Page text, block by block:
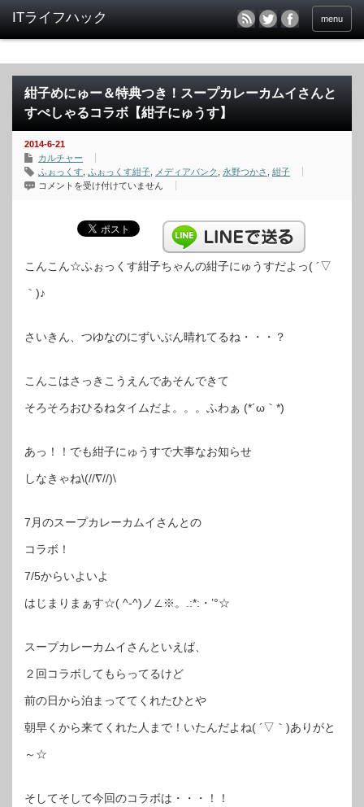
menu
紺子めにゅー＆特典つき！スープカレーカムイさんと
すぺしゃるコラボ【紺子にゅうす】
2014-6-21
カルチャー
ふぉっくす ふぉっくす紺子 メディアバンク 永野つかさ
紺子
紺
典
つ
ス
ー
ー
さ
ん
す
コ
ボ
【紺
ゅ
う
は
コメントを受け付けていません
こんこん☆ふぉっくす紺子ちゃんの紺子にゅうすだよっ( ´▽
｀)♪
さいきん、つゆなのにずいぶん晴れてるね・・・？
こんこはさっきこうえんであそんできて
そろそろおひるねタイムだよ。。。ふわぁ (*´ω｀*)
あっ！！でも紺子にゅうすで大事なお知らせ
しなきゃね\(//∇//)\
7月のスープカレーカムイさんとの
コラボ！
7/5からいよいよ
はじまりまぁす☆( ^-^)ノ∠※。.:*:・’°☆
スープカレーカムイさんといえば、
２回コラボしてもらってるけど
前の日から泊まっててくれたひとや
朝早くから来てくれた人まで！いたんだよね( ´▽｀)ありがと
～☆
そしてそして今回のコラボは・・・！！